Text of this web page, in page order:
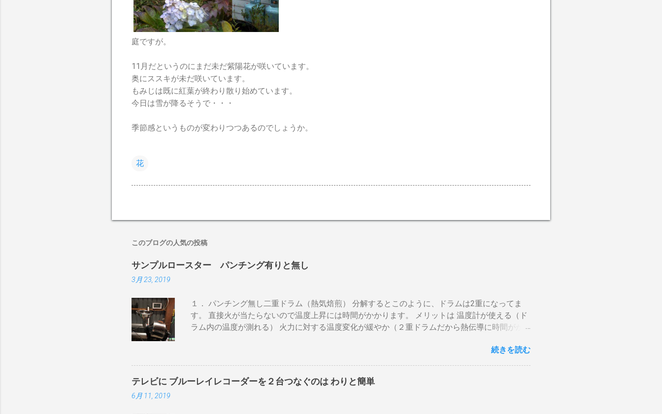
庭ですが。
11月だというのにまだ未だ紫陽花が咲いています。
奥にススキが未だ咲いています。
もみじは既に紅葉が終わり散り始めています。
今日は雪が降るそうで・・・
季節感というものが変わりつつあるのでしょうか。
花
このブログの人気の投稿
サンプルロースター パンチング有りと無し
3月 23, 2019
１． パンチング無し二重ドラム（熱気焙煎） 分解するとこのように、ドラムは2重になってま
す。 直接火が当たらないので温度上昇には時間がかかります。 メリットは 温度計が使える（ド
ラム内の温度が測れる） 火力に対する温度変化が緩やか（２重ドラムだから熱伝導に時間がか
ない ぐらいでしょうか。デメリットは 火を消してもすぐに温度が下がらない。火力を上げても
→空気層→内側ドラムの順で熱が伝わるので、温度変化には時間がかかります。それを予測した
続きを読む
テレビに ブルーレイレコーダーを２台つなぐのは わりと簡単
6月 11, 2019